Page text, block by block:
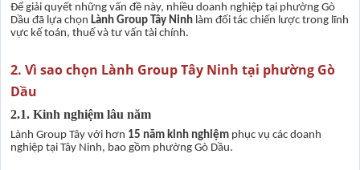
Để giải quyết những vấn đề này, nhiều doanh nghiệp tại phường Gò
Dầu đã lựa chọn Lành Group Tây Ninh làm đối tác chiến lược trong lĩnh
vực kế toán, thuế và tư vấn tài chính.
2. Vì sao chọn Lành Group Tây Ninh tại phường Gò
Dầu
2.1. Kinh nghiệm lâu năm
Lành Group Tây với hơn 15 năm kinh nghiệm phục vụ các doanh
nghiệp tại Tây Ninh, bao gồm phường Gò Dầu.